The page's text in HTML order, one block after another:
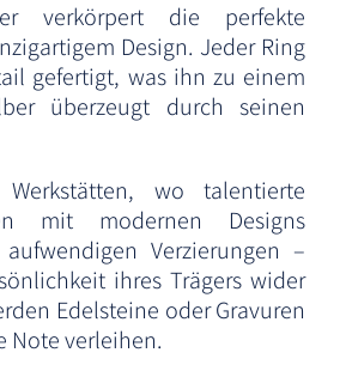
verkörpert die perfekte
Design. Jeder Ring
gefertigt, was ihn zu einem
überzeugt durch seinen
wo talentierte
mit modernen Designs
Verzierungen –
ihres Trägers wider
Edelsteine oder Gravuren
Note verleihen.